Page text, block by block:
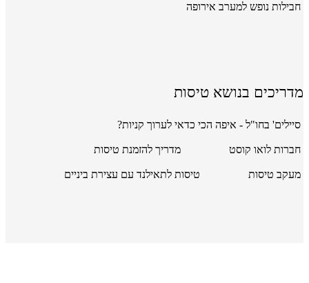
חבילות נופש למערב אירופה
מדריכים בנושא טיסות
סיילים' בחו"ל - איפה הכי כדאי לערוך קניות?
חברות לואו קוסט מדריך להזמנת טיסות
מעקב טיסות טיסות לתאילנד עם עצירת ביניים